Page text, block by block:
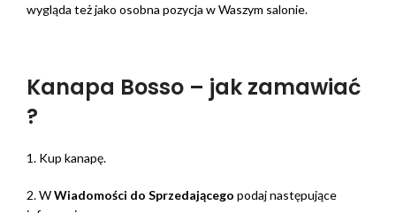
wygląda też jako osobna pozycja w Waszym salonie.
Kanapa Bosso – jak zamawiać
?
1. Kup kanapę.
2. WWiadomości do Sprzedającego podaj następujące